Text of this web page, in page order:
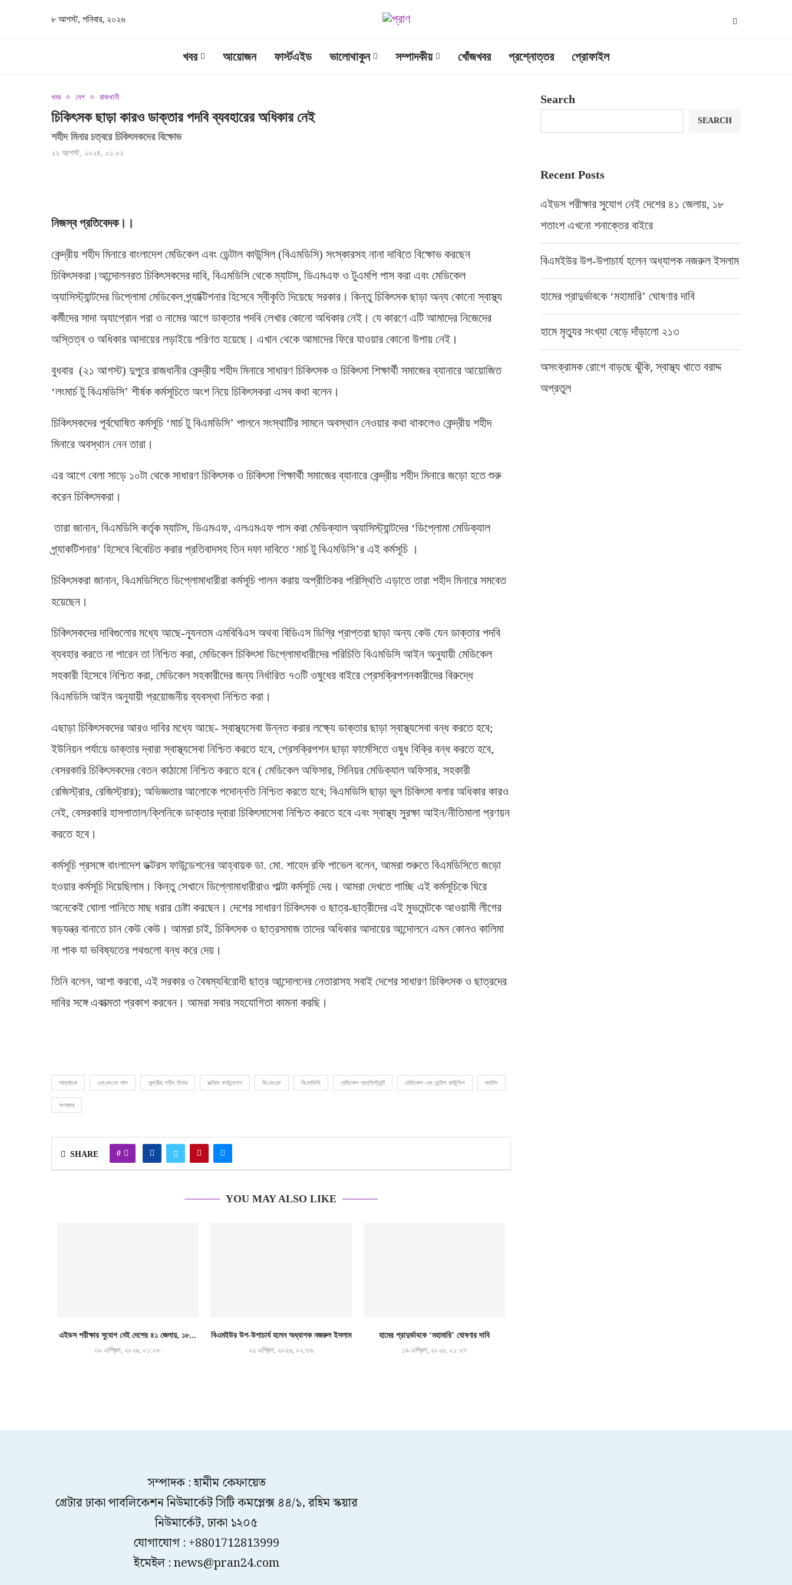
৮ আগস্ট, শনিবার, ২০২৬
খবর আয়োজন ফার্স্টএইড ভালোথাকুন সম্পাদকীয় খোঁজখবর প্রশ্নোত্তর প্রোফাইল
খবর দেশ রাজধানী
চিকিৎসক ছাড়া কারও ডাক্তার পদবি ব্যবহারের অধিকার নেই
শহীদ মিনার চত্বরে চিকিৎসকদের বিক্ষোভ
২২ আগস্ট, ২০২৪, ০১:০২
নিজস্ব প্রতিবেদক।।
কেন্দ্রীয় শহীদ মিনারে বাংলাদেশ মেডিকেল এবং ডেন্টাল কাউন্সিল (বিএমডিসি) সংস্কারসহ নানা দাবিতে বিক্ষোভ করছেন
চিকিৎসকরা।আন্দোলনরত চিকিৎসকদের দাবি, বিএমডিসি থেকে ম্যাটস, ডিএমএফ ও টুএমপি পাস করা এবং মেডিকেল
অ্যাসিস্ট্যান্টদের ডিপ্লোমা মেডিকেল প্র্যাক্টিশনার হিসেবে স্বীকৃতি দিয়েছে সরকার। কিন্তু চিকিৎসক ছাড়া অন্য কোনো স্বাস্থ্য
কর্মীদের সাদা অ্যাপ্রোন পরা ও নামের আগে ডাক্তার পদবি লেখার কোনো অধিকার নেই। যে কারণে এটি আমাদের নিজেদের
অস্তিত্ব ও অধিকার আদায়ের লড়াইয়ে পরিণত হয়েছে। এখান থেকে আমাদের ফিরে যাওয়ার কোনো উপায় নেই।
বুধবার (২১ আগস্ট) দুপুরে রাজধানীর কেন্দ্রীয় শহীদ মিনারে সাধারণ চিকিৎসক ও চিকিৎসা শিক্ষার্থী সমাজের ব্যানারে আয়োজিত
‘লংমার্চ টু বিএমডিসি’ শীর্ষক কর্মসূচিতে অংশ নিয়ে চিকিৎসকরা এসব কথা বলেন।
চিকিৎসকদের পূর্বঘোষিত কর্মসূচি ‘মার্চ টু বিএমডিসি’ পালনে সংস্থাটির সামনে অবস্থান নেওয়ার কথা থাকলেও কেন্দ্রীয় শহীদ
মিনারে অবস্থান নেন তারা।
এর আগে বেলা সাড়ে ১০টা থেকে সাধারণ চিকিৎসক ও চিকিৎসা শিক্ষার্থী সমাজের ব্যানারে কেন্দ্রীয় শহীদ মিনারে জড়ো হতে শুরু
করেন চিকিৎসকরা।
তারা জানান, বিএমডিসি কর্তৃক ম্যাটস, ডিএমএফ, এলএমএফ পাস করা মেডিক্যাল অ্যাসিস্ট্যান্টদের ‘ডিপ্লোমা মেডিক্যাল
প্র্যাকটিশনার’ হিসেবে বিবেচিত করার প্রতিবাদসহ তিন দফা দাবিতে ‘মার্চ টু বিএমডিসি’র এই কর্মসূচি ।
চিকিৎসকরা জানান, বিএমডিসিতে ডিপ্লোমাধারীরা কর্মসূচি পালন করায় অপ্রীতিকর পরিস্থিতি এড়াতে তারা শহীদ মিনারে সমবেত
হয়েছেন।
চিকিৎসকদের দাবিগুলোর মধ্যে আছে-ন্যূনতম এমবিবিএস অথবা বিডিএস ডিগ্রি প্রাপ্তরা ছাড়া অন্য কেউ যেন ডাক্তার পদবি
ব্যবহার করতে না পারেন তা নিশ্চিত করা, মেডিকেল চিকিৎসা ডিপ্লোমাধারীদের পরিচিতি বিএমডিসি আইন অনুযায়ী মেডিকেল
সহকারী হিসেবে নিশ্চিত করা, মেডিকেল সহকারীদের জন্য নির্ধারিত ৭৩টি ওষুধের বাইরে প্রেসক্রিপশনকারীদের বিরুদ্ধে
বিএমডিসি আইন অনুযায়ী প্রয়োজনীয় ব্যবস্থা নিশ্চিত করা।
এছাড়া চিকিৎসকদের আরও দাবির মধ্যে আছে- স্বাস্থ্যসেবা উন্নত করার লক্ষ্যে ডাক্তার ছাড়া স্বাস্থ্যসেবা বন্ধ করতে হবে;
ইউনিয়ন পর্যায়ে ডাক্তার দ্বারা স্বাস্থ্যসেবা নিশ্চিত করতে হবে, প্রেসক্রিপশন ছাড়া ফার্মেসিতে ওষুধ বিক্রি বন্ধ করতে হবে,
বেসরকারি চিকিৎসকদের বেতন কাঠামো নিশ্চিত করতে হবে ( মেডিকেল অফিসার, সিনিয়র মেডিক্যাল অফিসার, সহকারী
রেজিস্ট্রার, রেজিস্ট্রার); অভিজ্ঞতার আলোকে পদোন্নতি নিশ্চিত করতে হবে; বিএমডিসি ছাড়া ভুল চিকিৎসা বলার অধিকার কারও
নেই, বেসরকারি হাসপাতাল/ক্লিনিকে ডাক্তার দ্বারা চিকিৎসাসেবা নিশ্চিত করতে হবে এবং স্বাস্থ্য সুরক্ষা আইন/নীতিমালা প্রণয়ন
করতে হবে।
কর্মসূচি প্রসঙ্গে বাংলাদেশ ডক্টরস ফাউন্ডেশনের আহ্বায়ক ডা. মো. শাহেদ রফি পাভেল বলেন, আমরা শুরুতে বিএমডিসিতে জড়ো
হওয়ার কর্মসূচি দিয়েছিলাম। কিন্তু সেখানে ডিপ্লোমাধারীরাও পাল্টা কর্মসূচি দেয়। আমরা দেখতে পাচ্ছি এই কর্মসূচিকে ঘিরে
অনেকেই ঘোলা পানিতে মাছ ধরার চেষ্টা করছেন। দেশের সাধারণ চিকিৎসক ও ছাত্র-ছাত্রীদের এই মুভমেন্টকে আওয়ামী লীগের
ষড়যন্ত্র বানাতে চান কেউ কেউ। আমরা চাই, চিকিৎসক ও ছাত্রসমাজ তাদের অধিকার আদায়ের আন্দোলনে এমন কোনও কালিমা
না পাক যা ভবিষ্যতের পথগুলো বন্ধ করে দেয়।
তিনি বলেন, আশা করবো, এই সরকার ও বৈষম্যবিরোধী ছাত্র আন্দোলনের নেতারাসহ সবাই দেশের সাধারণ চিকিৎসক ও ছাত্রদের
দাবির সঙ্গে একাত্মতা প্রকাশ করবেন। আমরা সবার সহযোগিতা কামনা করছি।
আহ্বায়ক এলএমএফ পাস কেন্দ্রীয় শহীদ মিনার ডক্টরস ফাউন্ডেশন ডিএমএফ বিএমডিসি মেডিকেল অ্যাসিস্ট্যান্ট মেডিকেল এবং ডেন্টাল কাউন্সিল ম্যাটস
সংস্কার
SHARE 0
YOU MAY ALSO LIKE
এইডস পরীক্ষার সুযোগ নেই দেশের ৪১ জেলায়, ১৮...
৩০ এপ্রিল, ২০২৬, ০১:০৮
বিএমইউর উপ-উপাচার্য হলেন অধ্যাপক নজরুল ইসলাম
২২ এপ্রিল, ২০২৬, ০২:৩৬
হামের প্রাদুর্ভাবকে ‘মহামারি’ ঘোষণার দাবি
১৯ এপ্রিল, ২০২৬, ০১:২৭
Search
SEARCH
Recent Posts
এইডস পরীক্ষার সুযোগ নেই দেশের ৪১ জেলায়, ১৮
শতাংশ এখনো শনাক্তের বাইরে
বিএমইউর উপ-উপাচার্য হলেন অধ্যাপক নজরুল ইসলাম
হামের প্রাদুর্ভাবকে ‘মহামারি’ ঘোষণার দাবি
হামে মৃত্যুর সংখ্যা বেড়ে দাঁড়ালো ২১৩
অসংক্রামক রোগে বাড়ছে ঝুঁকি, স্বাস্থ্য খাতে বরাদ্দ
অপ্রতুল
সম্পাদক : হামীম কেফায়েত
গ্রেটার ঢাকা পাবলিকেশন নিউমার্কেট সিটি কমপ্লেক্স ৪৪/১, রহিম স্কয়ার
নিউমার্কেট, ঢাকা ১২০৫
যোগাযোগ : +8801712813999
ইমেইল : news@pran24.com